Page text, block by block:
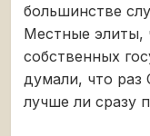
большинстве
Местные элиты,
собственных
думали, что
лучше ли сразу